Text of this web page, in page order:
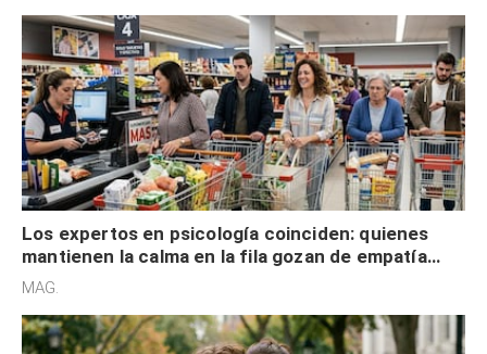
Los expertos en psicología coinciden: quienes
mantienen la calma en la fila gozan de empatía
cognitiva, gratitud y no solo tienen autocontrol
MAG.